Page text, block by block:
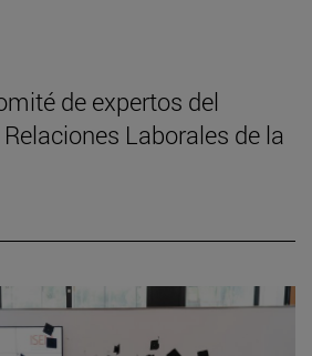
de expertos del
Laborales de la